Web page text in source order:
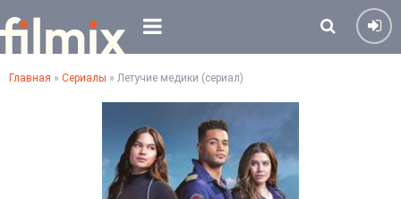
Главная » Сериалы » Летучие медики (сериал)